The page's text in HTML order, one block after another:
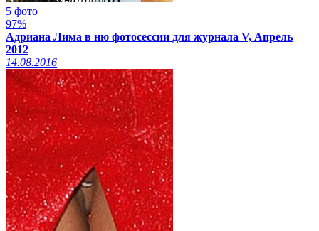
5 фото
97%
Адриана Лима в ню фотосессии для журнала V, Апрель
2012
14.08.2016